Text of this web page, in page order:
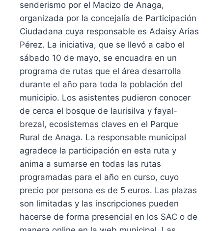
senderismo por el Macizo de Anaga,
organizada por la concejalía de Participación
Ciudadana cuya responsable es Adaisy Arias
Pérez. La iniciativa, que se llevó a cabo el
sábado 10 de mayo, se encuadra en un
programa de rutas que el área desarrolla
durante el año para toda la población del
municipio. Los asistentes pudieron conocer
de cerca el bosque de laurisilva y fayal-
brezal, ecosistemas claves en el Parque
Rural de Anaga. La responsable municipal
agradece la participación en esta ruta y
anima a sumarse en todas las rutas
programadas para el año en curso, cuyo
precio por persona es de 5 euros. Las plazas
son limitadas y las inscripciones pueden
hacerse de forma presencial en los SAC o de